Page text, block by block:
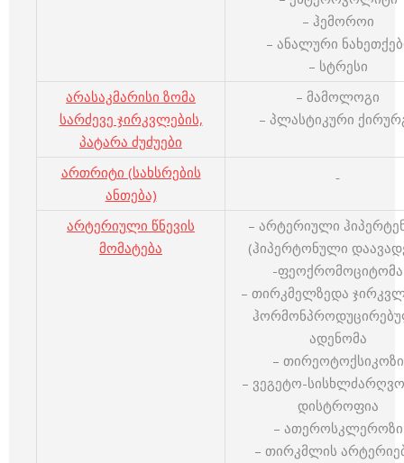
– ჰემოროი
– ანალური
– სტრესი
არასაკმარისი ზომა
სარძევე ჯირკვლების,
პატარა ძუძუები
– მამოლოგი
– პლასტიკური
ართრიტი (სახსრების
ანთება)
არტერიული წნევის
მომატება
– არტერიული
(ჰიპერტონული
-ფეოქრომოციტომა
– თირკმელზედა
ადენომა
– თირეოტოქსიკოზი
– ვეგეტო-
დისტროფია
– ათეროსკლეროზი
– თირკმლის